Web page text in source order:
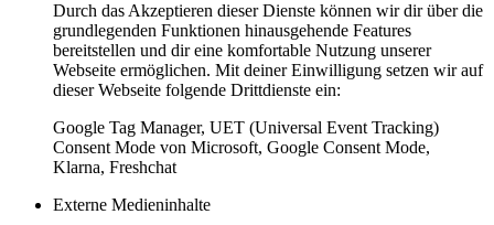
Durch das Akzeptieren dieser Dienste können wir dir über die
grundlegenden Funktionen hinausgehende Features
bereitstellen und dir eine komfortable Nutzung unserer
Webseite ermöglichen. Mit deiner Einwilligung setzen wir auf
dieser Webseite folgende Drittdienste ein:
Google Tag Manager, UET (Universal Event Tracking)
Consent Mode von Microsoft, Google Consent Mode,
Klarna, Freshchat
Externe Medieninhalte